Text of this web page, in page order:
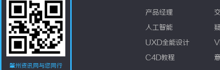
肇州资讯网与您同行
产品经理
人工智能
UXD全能设计
C4D教程